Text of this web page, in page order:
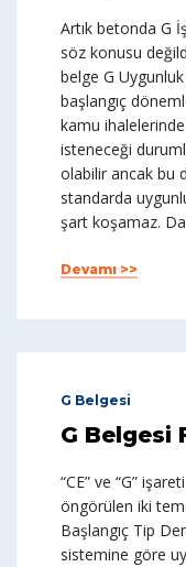
Artık betonda G
söz konusu
belge G
başlangıç
kamu
isteneceği
olabilir ancak bu
standarda
şart koşamaz.
Devamı >>
G Belgesi
G Belgesi
“CE” ve “G”
öngörülen iki
Başlangıç Tip
sistemine göre